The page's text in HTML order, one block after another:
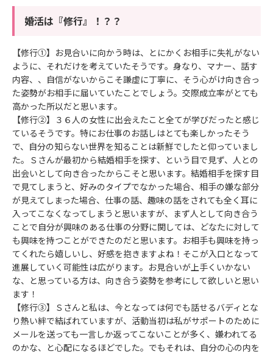
婚活は『修行』！？？
【修行①】お見合いに向かう時は、とにかくお相手に失礼がない
ように、それだけを考えていたそうです。身なり、マナー、話す
内容、、自信がないからこそ謙虚に丁寧に、そう心がけ向き合っ
た姿勢がお相手に届いていたことでしょう。交際成立率がとても
高かった所以だと思います。
【修行②】３６人の女性に出会えたこと全てが学びだったと感じ
ているそうです。特にお仕事のお話しはとても楽しかったそう
で、自分の知らない世界を知ることは新鮮でしたと仰っていまし
た。Ｓさんが最初から結婚相手を探す、という目で見ず、人との
出会いとして向き合ったからこそと思います。結婚相手を探す目
で見てしまうと、好みのタイプでなかった場合、相手の嫌な部分
が見えてしまった場合、仕事の話、趣味の話をされても全く耳に
入ってこなくなってしまうと思いますが、まず人として向き合う
ことで自分が興味のある仕事の分野に関しては、どなたに対して
も興味を持つことができたのだと思います。お相手も興味を持っ
てくれたら嬉しいし、好感を抱きますよね！そこが入口となって
進展していく可能性は広がります。お見合いが上手くいかない
な、と思っている方は、向き合う姿勢を参考にして欲しいと思い
ます！
【修行③】Ｓさんと私は、今となっては何でも話せるバディとな
り熱い絆で結ばれていますが、活動当初は私がサポートのために
メールを送っても一言しか返ってこないことが多く、嫌われてる
のかな、と心配になるほどでした。でもそれは、自分の心の内を